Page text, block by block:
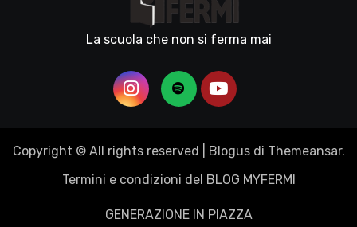
La scuola che non si ferma mai
Copyright © All rights reserved Blogusdi Themeansar.
Termini e condizioni del BLOG MYFERMI
GENERAZIONE IN PIAZZA